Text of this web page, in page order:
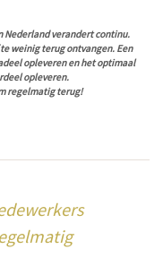
Nederland verandert continu.
weinig terug ontvangen. Een
opleveren en het optimaal
opleveren.
regelmatig terug!